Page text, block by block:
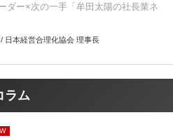
ダー×次の一手「牟田太陽の社長業ネ
日本経営合理化協会 理事長
ラム